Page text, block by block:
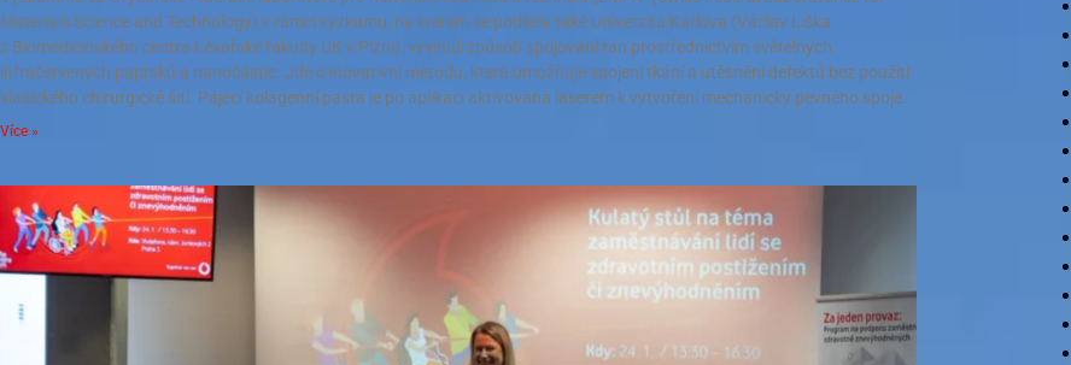
Materials Science and Technology) v rámci výzkumu, na kterém se podílela také Univerzita Karlova (Václav Liška
z Biomedicínského centra Lékařské fakulty UK v Plzni), vyvinuli způsob spojování ran prostřednictvím světelných
infračervených paprsků a nanočástic. Jde o inovativní metodu, která umožňuje spojení tkání a utěsnění defektů bez použití
klasického chirurgické šití. Pájecí kolagenní pasta je po aplikaci aktivována laserem k vytvoření mechanicky pevného spoje.
Více »